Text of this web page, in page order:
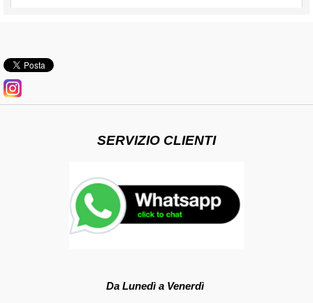
SERVIZIO CLIENTI
Da Lunedì a Venerdì